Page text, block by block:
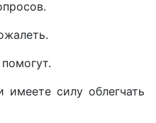
силу облегчать